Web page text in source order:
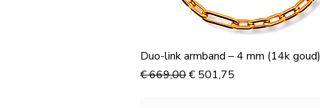
Duo-link armband – 4 mm (14k goud)
Normale prijs
€ 669,00Verkoopprijs
€ 501,75